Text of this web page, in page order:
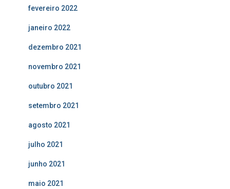
fevereiro 2022
janeiro 2022
dezembro 2021
novembro 2021
outubro 2021
setembro 2021
agosto 2021
julho 2021
junho 2021
maio 2021